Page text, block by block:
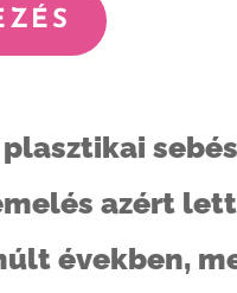
azért
években,